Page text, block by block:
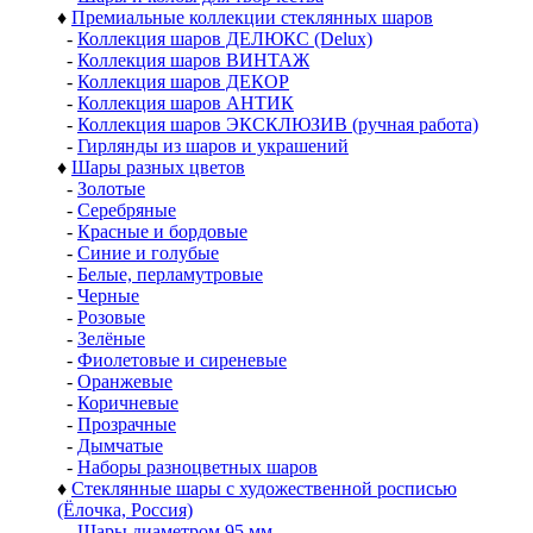
♦ Премиальные коллекции стеклянных шаров
- Коллекция шаров ДЕЛЮКС (Delux)
- Коллекция шаров ВИНТАЖ
- Коллекция шаров ДЕКОР
- Коллекция шаров АНТИК
- Коллекция шаров ЭКСКЛЮЗИВ (ручная работа)
- Гирлянды из шаров и украшений
♦ Шары разных цветов
- Золотые
- Серебряные
- Красные и бордовые
- Синие и голубые
- Белые, перламутровые
- Черные
- Розовые
- Зелёные
- Фиолетовые и сиреневые
- Оранжевые
- Коричневые
- Прозрачные
- Дымчатые
- Наборы разноцветных шаров
♦ Стеклянные шары с художественной росписью
(Ёлочка, Россия)